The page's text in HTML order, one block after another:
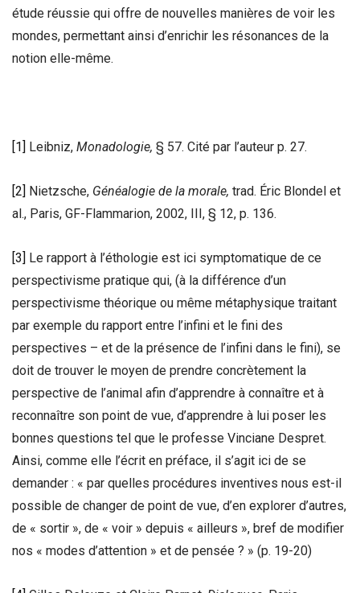
étude réussie qui offre de nouvelles manières de voir les
mondes, permettant ainsi d’enrichir les résonances de la
notion elle-même.
[1] Leibniz, Monadologie, § 57. Cité par l’auteur p. 27.
[2] Nietzsche, Généalogie de la morale, trad. Éric Blondel et
al., Paris, GF-Flammarion, 2002, III, § 12, p. 136.
[3]
Le rapport à l’éthologie est ici symptomatique de ce
perspectivisme pratique qui, (à la différence d’un
perspectivisme théorique ou même métaphysique traitant
par exemple du rapport entre l’infini et le fini des
perspectives – et de la présence de l’infini dans le fini), se
doit de trouver le moyen de prendre concrètement la
perspective de l’animal afin d’apprendre à connaître et à
reconnaître son point de vue, d’apprendre à lui poser les
bonnes questions tel que le professe Vinciane Despret.
Ainsi, comme elle l’écrit en préface, il s’agit ici de se
demander : « par quelles procédures inventives nous est-il
possible de changer de point de vue, d’en explorer d’autres,
de « sortir », de « voir » depuis « ailleurs », bref de modifier
nos « modes d’attention » et de pensée ? » (p. 19-20)